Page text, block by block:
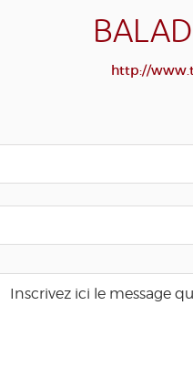
http://